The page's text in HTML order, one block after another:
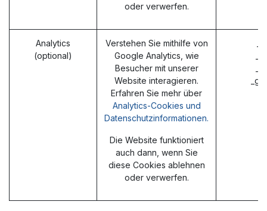
oder verwerfen.
Analytics
(optional)
Verstehen Sie mithilfe von
Google Analytics, wie
Besucher mit unserer
Website interagieren.
Erfahren Sie mehr über
Analytics-Cookies und
Datenschutzinformationen.
Die Website funktioniert
auch dann, wenn Sie
diese Cookies ablehnen
oder verwerfen.